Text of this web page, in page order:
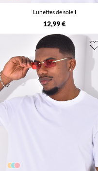
Lunettes de soleil
12,99 €